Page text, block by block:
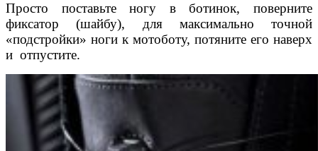
Просто поставьте ногу в ботинок, поверните
фиксатор (шайбу), для максимально точной
«подстройки» ноги к мотоботу, потяните его наверх
и отпустите.